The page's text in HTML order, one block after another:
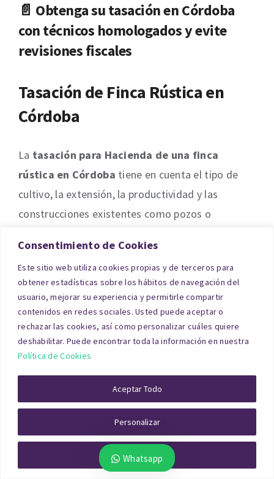
Consentimiento de Cookies
Este sitio web utiliza cookies propias y de terceros para
obtener estadísticas sobre los hábitos de navegación del
usuario, mejorar su experiencia y permitirle compartir
contenidos en redes sociales. Usted puede aceptar o
rechazar las cookies, así como personalizar cuáles quiere
deshabilitar. Puede encontrar toda la información en nuestra
Política de Cookies
Personalizar
Rechazar Todo
Aceptar Todo
📄 Obtenga sutasación en Córdoba
con técnicos homologados y evite
revisiones fiscales
Tasación de Finca Rústica en
Córdoba
La tasación para Hacienda de una finca
rústica en Córdoba tiene en cuenta el tipo de
cultivo, la extensión, la productividad y las
construcciones existentes como pozos o
Un informe técnico detasación de finca rústica
en Córdobagarantiza un valor justo y realista del
terreno, evitando sobrevaloraciones.
En zonas rurales de Córdoba, este tipo de
Whatsapp